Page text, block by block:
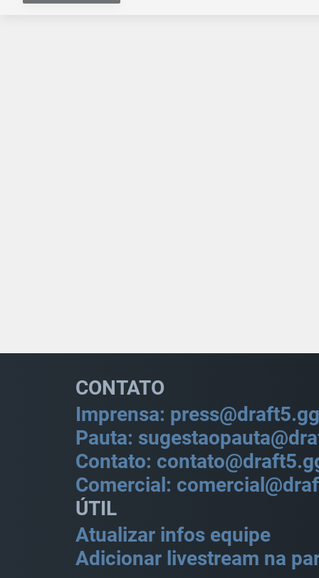
CONTATO
Imprensa: press@draft5.gg
Pauta:
Contato:
Comercial:
ÚTIL
Atualizar infos equipe
Adicionar livestream na